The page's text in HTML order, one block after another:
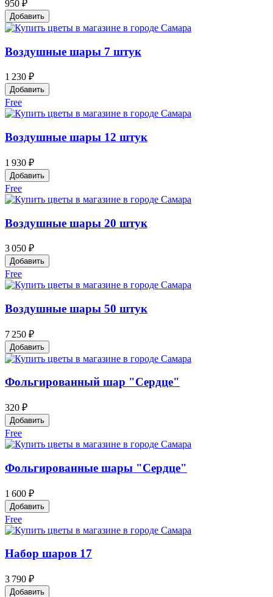
950 ₽
Добавить
Воздушные шары 7 штук
1 230 ₽
Добавить
Free
Воздушные шары 12 штук
1 930 ₽
Добавить
Free
Воздушные шары 20 штук
3 050 ₽
Добавить
Free
Воздушные шары 50 штук
7 250 ₽
Добавить
Фольгированный шар "Сердце"
320 ₽
Добавить
Free
Фольгированные шары "Сердце"
1 600 ₽
Добавить
Free
Набор шаров 17
3 790 ₽
Добавить